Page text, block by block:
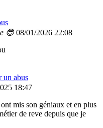
😎 08/01/2026 22:08
un abus
18:47
mis son géniaux et en plus
de reve depuis que je